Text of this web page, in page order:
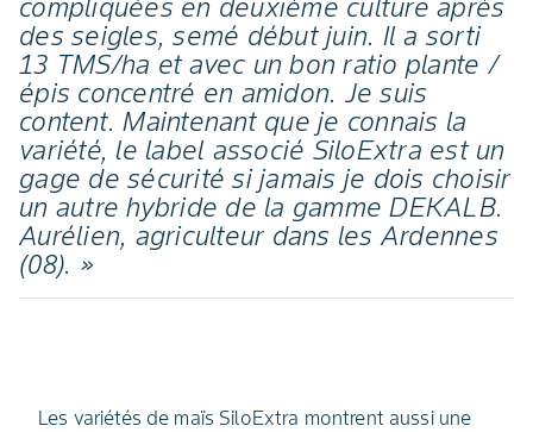
compliquées en deuxième culture après
des seigles, semé début juin. Il a sorti
13 TMS/ha et avec un bon ratio plante /
épis concentré en amidon. Je suis
content. Maintenant que je connais la
variété, le label associé SiloExtra est un
gage de sécurité si jamais je dois choisir
un autre hybride de la gamme DEKALB.
Aurélien, agriculteur dans les Ardennes
(08). »
Les variétés de maïs SiloExtra montrent aussi une